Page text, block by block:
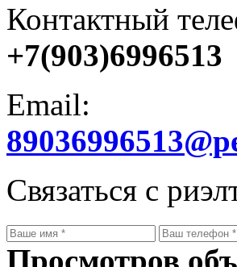
Контактный
+7(903)6996513
Email:
Связаться с
Просмотров